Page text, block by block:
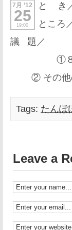
7月 ’12
25
19:00
と き
ところ
議 題／
①８月例
② その他
Tags: たんぽ
Leave a